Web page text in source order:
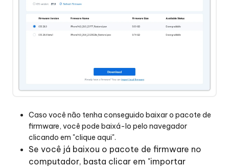
Caso você não tenha conseguido baixar o pacote de
firmware, você pode baixá-lo pelo navegador
clicando em "clique aqui".
Se você já baixou o pacote de firmware no
computador, basta clicar em "importar